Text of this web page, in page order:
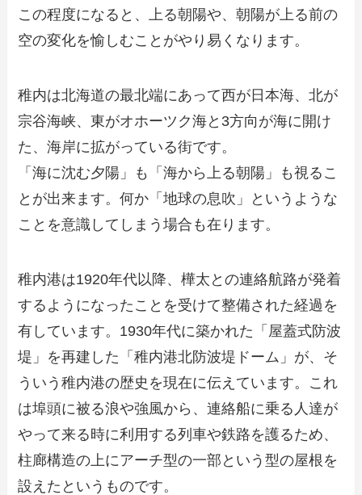
この程度になると、上る朝陽や、朝陽が上る前の
空の変化を愉しむことがやり易くなります。
稚内は北海道の最北端にあって西が日本海、北が
宗谷海峡、東がオホーツク海と3方向が海に開け
た、海岸に拡がっている街です。
「海に沈む夕陽」も「海から上る朝陽」も視るこ
とが出来ます。何か「地球の息吹」というような
ことを意識してしまう場合も在ります。
稚内港は1920年代以降、樺太との連絡航路が発着
するようになったことを受けて整備された経過を
有しています。1930年代に築かれた「屋蓋式防波
堤」を再建した「稚内港北防波堤ドーム」が、そ
ういう稚内港の歴史を現在に伝えています。これ
は埠頭に被る浪や強風から、連絡船に乗る人達が
やって来る時に利用する列車や鉄路を護るため、
柱廊構造の上にアーチ型の一部という型の屋根を
設えたというものです。